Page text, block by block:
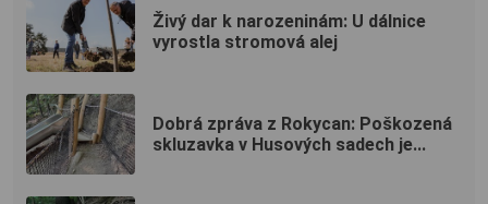
Živý dar k narozeninám: U dálnice
vyrostla stromová alej
Dobrá zpráva z Rokycan: Poškozená
skluzavka v Husových sadech je...